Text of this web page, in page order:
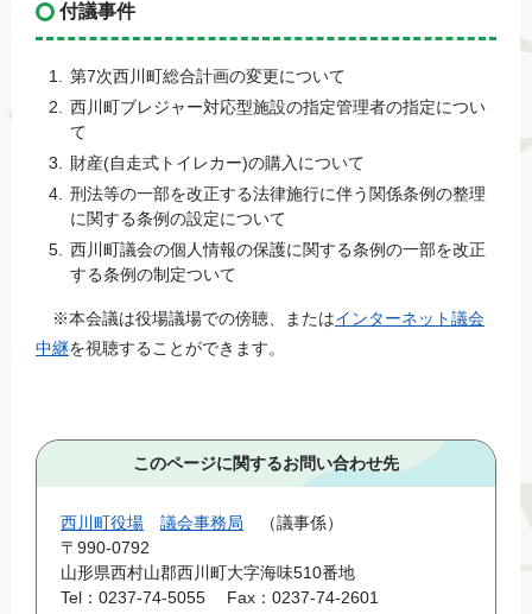
付議事件
第7次西川町総合計画の変更について
西川町ブレジャー対応型施設の指定管理者の指定につい
て
財産(自走式トイレカー)の購入について
刑法等の一部を改正する法律施行に伴う関係条例の整理
に関する条例の設定について
西川町議会の個人情報の保護に関する条例の一部を改正
する条例の制定ついて
※本会議は役場議場での傍聴、またはインターネット議会
中継を視聴することができます。
このページに関するお問い合わせ先
西川町役場 議会事務局
議事係
〒990-0792
山形県西村山郡西川町大字海味510番地
Tel：0237-74-5055
Fax：0237-74-2601